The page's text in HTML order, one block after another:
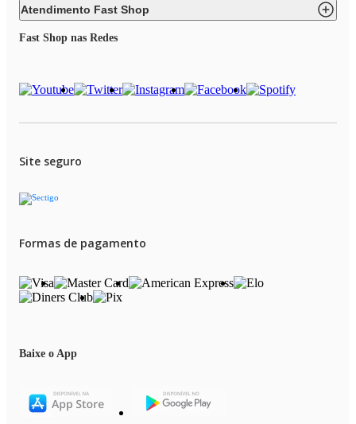
Atendimento Fast Shop
Fast Shop nas Redes
Site seguro
Formas de pagamento
Baixe o App